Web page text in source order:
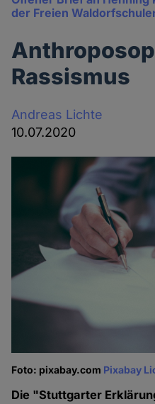
der Freien
Rassismus
Andreas Lichte
10.07.2020
Foto: pixabay.com Pixabay
Die "Stuttgarter